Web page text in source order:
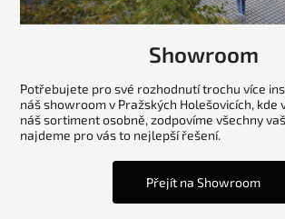
Showroom
Potřebujete pro své rozhodnutí trochu více
náš showroom v Pražských Holešovicích, kde
náš sortiment osobně, zodpovíme všechny
najdeme pro vás to nejlepší řešení.
Přejít na Showroom